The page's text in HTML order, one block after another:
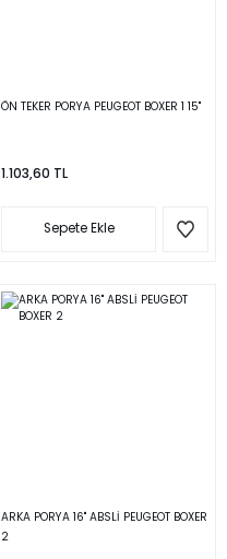
ÖN TEKER PORYA PEUGEOT BOXER 1 15''
1.103,60 TL
Sepete Ekle
ARKA PORYA 16'' ABSLİ PEUGEOT BOXER
2